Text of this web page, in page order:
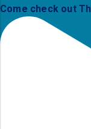
Come check out